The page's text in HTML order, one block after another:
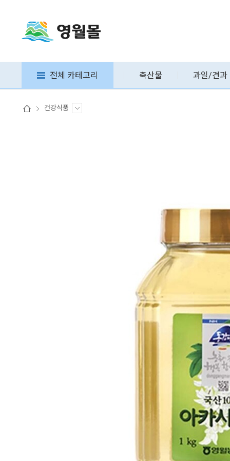
전체 카테고리 축산물 과일/견과
건강식품